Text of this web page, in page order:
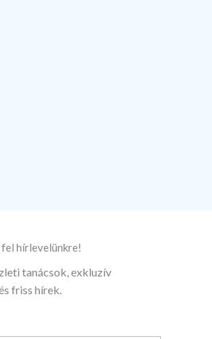
hírlevelünkre!
tanácsok, exkluzív
friss hírek.